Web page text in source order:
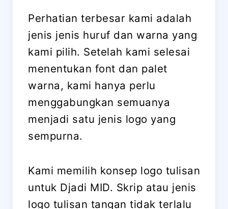
Perhatian terbesar kami adalah
jenis jenis huruf dan warna yang
kami pilih. Setelah kami selesai
menentukan font dan palet
warna, kami hanya perlu
menggabungkan semuanya
menjadi satu jenis logo yang
sempurna.
Kami memilih konsep logo tulisan
untuk Djadi MID. Skrip atau jenis
logo tulisan tangan tidak terlalu